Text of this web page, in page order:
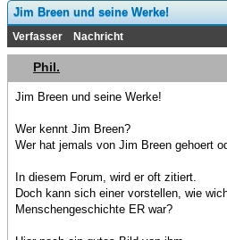
Jim Breen und seine Werke!
Verfasser Nachricht
Phil.
Jim Breen und seine Werke!
Wer kennt Jim Breen?
Wer hat jemals von Jim Breen gehoert
In diesem Forum, wird er oft zitiert.
Doch kann sich einer vorstellen, wie
Menschengeschichte ER war?